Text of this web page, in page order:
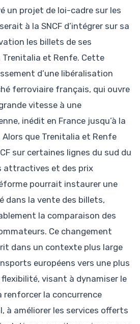
un projet de loi-cadre sur les
à la SNCF d’intégrer sur sa
les billets de ses
et Renfe. Cette
d’une libéralisation
ferroviaire français, qui ouvre
vitesse à une
inédit en France jusqu’à la
Alors que Trenitalia et Renfe
sur certaines lignes du sud du
attractives et des prix
pourrait instaurer une
dans la vente des billets,
la comparaison des
Ce changement
dans un contexte plus large
européens vers une plus
visant à dynamiser le
renforcer la concurrence
à améliorer les services offerts